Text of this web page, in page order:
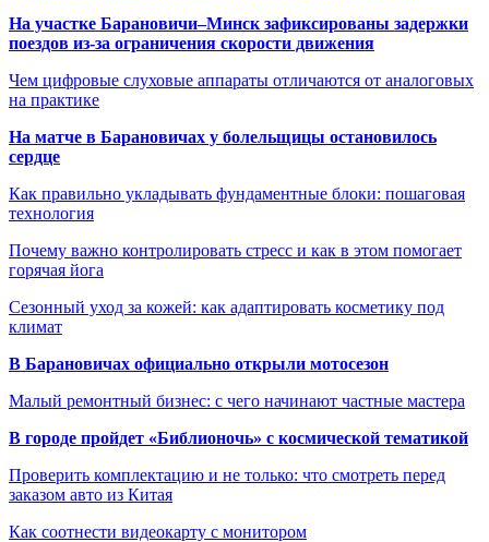
На участке Барановичи–Минск зафиксированы задержки
поездов из-за ограничения скорости движения
Чем цифровые слуховые аппараты отличаются от аналоговых
на практике
На матче в Барановичах у болельщицы остановилось
сердце
Как правильно укладывать фундаментные блоки: пошаговая
технология
Почему важно контролировать стресс и как в этом помогает
горячая йога
Сезонный уход за кожей: как адаптировать косметику под
климат
В Барановичах официально открыли мотосезон
Малый ремонтный бизнес: с чего начинают частные мастера
В городе пройдет «Библионочь» с космической тематикой
Проверить комплектацию и не только: что смотреть перед
заказом авто из Китая
Как соотнести видеокарту с монитором